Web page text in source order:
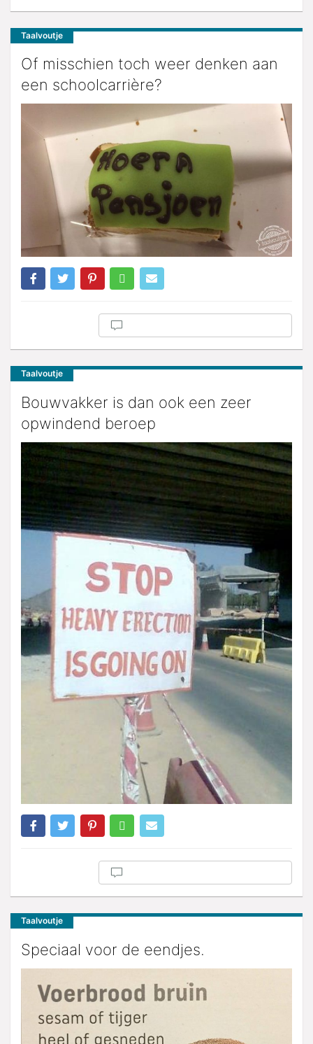
Taalvoutje
Of misschien toch weer denken aan
een schoolcarrière?
Taalvoutje
Bouwvakker is dan ook een zeer
opwindend beroep
Taalvoutje
Speciaal voor de eendjes.